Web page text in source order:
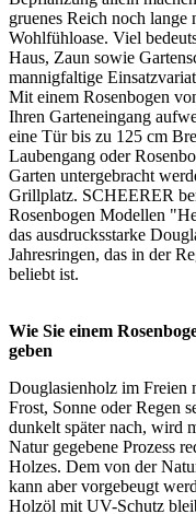
gruenes Reich noch lange
Wohlfühloase. Viel
Haus, Zaun sowie
mannigfaltige
Mit einem Rosenbogen
Ihren Garteneingang
eine Tür bis zu 125 cm
Laubengang oder
Garten untergebracht
Grillplatz. SCHEERER
Rosenbogen Modellen
das ausdrucksstarke
Jahresringen, das in der
beliebt ist.
Wie Sie einem
geben
Douglasienholz im Freien
Frost, Sonne oder Regen
dunkelt später nach, wird
Natur gegebene Prozess
Holzes. Dem von der
kann aber vorgebeugt
Holzöl mit UV-Schutz